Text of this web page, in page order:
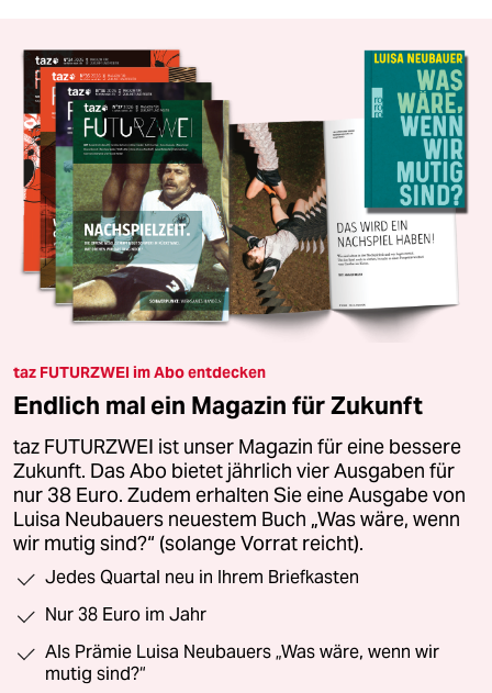
taz FUTURZWEI im Abo entdecken
Endlich mal ein Magazin für Zukunft
taz FUTURZWEI ist unser Magazin für eine bessere
Zukunft. Das Abo bietet jährlich vier Ausgaben für
nur 38 Euro. Zudem erhalten Sie eine Ausgabe von
Luisa Neubauers neuestem Buch „Was wäre, wenn
wir mutig sind?“ (solange Vorrat reicht).
Jedes Quartal neu in Ihrem Briefkasten
Nur 38 Euro im Jahr
Als Prämie Luisa Neubauers „Was wäre, wenn wir
mutig sind?“